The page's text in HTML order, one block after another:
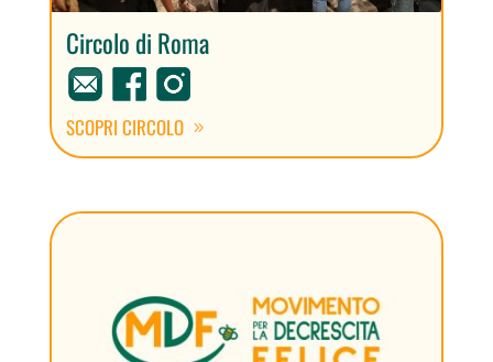
Circolo di Roma
SCOPRI CIRCOLO